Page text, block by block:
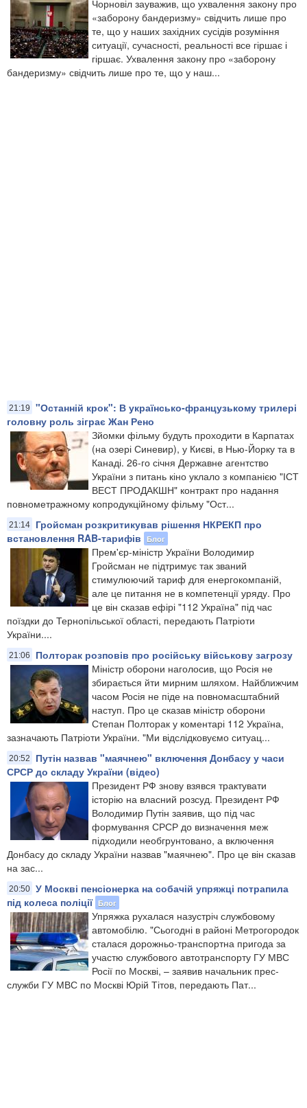
Чорновіл зауважив, що ухвалення закону про
«заборону бандеризму» свідчить лише про
те, що у наших західних сусідів розуміння
ситуації, сучасності, реальності все гіршає і
гіршає. Ухвалення закону про «заборону
бандеризму» свідчить лише про те, що у наш...
21:19
"Останній крок": В українсько-французькому трилері
головну роль зіграє Жан Рено
Зйомки фільму будуть проходити в Карпатах
(на озері Синевир), у Києві, в Нью-Йорку та в
Канаді. 26-го січня Державне агентство
України з питань кіно уклало з компанією "ІСТ
ВЕСТ ПРОДАКШН" контракт про надання
повнометражному копродукційному фільму "Ост...
21:14
Гройсман розкритикував рішення НКРЕКП про
встановлення RAB-тарифів
Блог
Прем'єр-міністр України Володимир
Гройсман не підтримує так званий
стимулюючий тариф для енергокомпаній,
але це питання не в компетенції уряду. Про
це він сказав ефірі "112 Україна" під час
поїздки до Тернопільської області, передають Патріоти
України....
21:06
Полторак розповів про російську військову загрозу
Міністр оборони наголосив, що Росія не
збирається йти мирним шляхом. Найближчим
часом Росія не піде на повномасштабний
наступ. Про це сказав міністр оборони
Степан Полторак у коментарі 112 Україна,
зазначають Патріоти України. "Ми відслідковуємо ситуац...
20:52
Путін назвав "маячнею" включення Донбасу у часи
СРСР до складу України (відео)
Президент РФ знову взявся трактувати
історію на власний розсуд. Президент РФ
Володимир Путін заявив, що під час
формування СРСР до визначення меж
підходили необгрунтовано, а включення
Донбасу до складу України назвав "маячнею". Про це він сказав
на зас...
20:50 У Москві пенсіонерка на собачій упряжці потрапила
під колеса поліції Блог
Упряжка рухалася назустріч службовому
автомобілю. "Сьогодні в районі Метрогородок
сталася дорожньо-транспортна пригода за
участю службового автотранспорту ГУ МВС
Росії по Москві, – заявив начальник прес-
служби ГУ МВС по Москві Юрій Тітов, передають Пат...